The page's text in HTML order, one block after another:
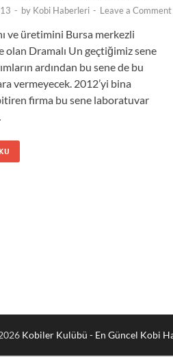
- by Kobi Haberleri - Leave a Comment
ve üretimini Bursa merkezli
olan Dramalı Un geçtiğimiz sene
ardından bu sene de bu
vermeyecek. 2012’yi bina
firma bu sene laboratuvar
Kobiler Kulübü - En Güncel Kobi